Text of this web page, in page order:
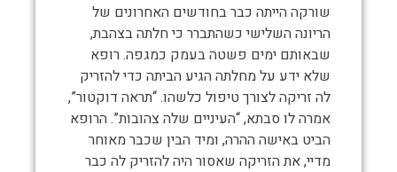
שורקה הייתה כבר בחודשים האחרונים של
הריונה השלישי כשהתברר כי חלתה בצהבת,
שבאותם ימים פשטה בעמק כמגפה. רופא
שלא ידע על מחלתה הגיע הביתה כדי להזריק
לה זריקה לצורך טיפול כלשהו. “תראה דוקטור”,
אמרה לו סבתא, “העיניים שלה צהובות”. הרופא
הביט באישה ההרה, ומיד הבין שכבר מאוחר
מדיי, את הזריקה שאסור היה להזריק לה כבר